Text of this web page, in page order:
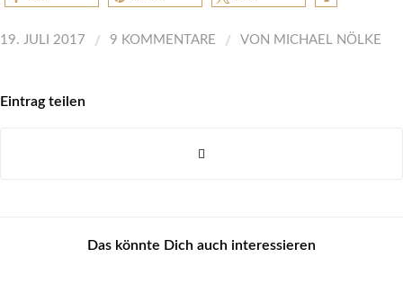
19. JULI 2017 / 9 KOMMENTARE / VON MICHAEL NÖLKE
Eintrag teilen
Das könnte Dich auch interessieren